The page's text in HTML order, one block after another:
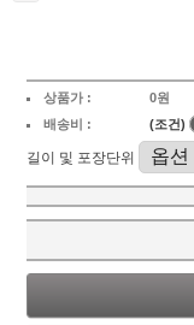
상품가 :
0원
배송비 :
(조건)
길이 및 포장단위